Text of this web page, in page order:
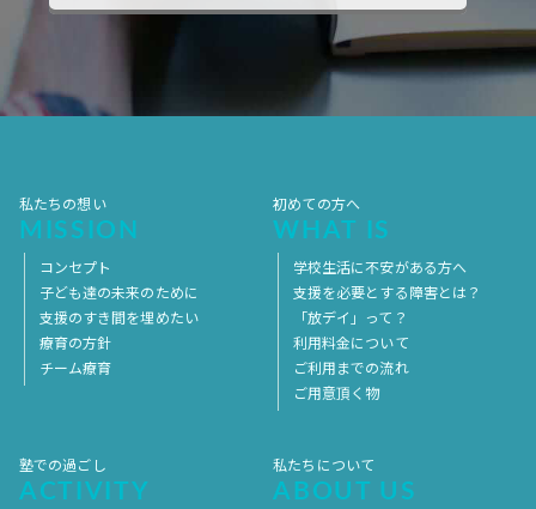
2017年10月 2017年9月 2017年8月
2017年5月
2017年4月
私たちの想い
MISSION
コンセプト
子ども達の未来のために
支援のすき間を埋めたい
療育の方針
チーム療育
初めての方へ
WHAT IS
学校生活に不安がある方へ
支援を必要とする障害とは？
「放デイ」って？
利用料金について
ご利用までの流れ
ご用意頂く物
塾での過ごし
ACTIVITY
私たちについて
ABOUT US